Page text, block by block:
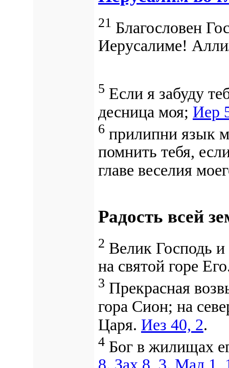
21 Благословен
Иерусалиме!
5 Если я забуду
десница моя; Иер
6 прилипни язык
помнить тебя,
главе веселия
Радость всей
2 Велик Господь и
на святой горе
3 Прекрасная
гора Сион; на
Царя. Иез 40, 2.
4 Бог в жилищах